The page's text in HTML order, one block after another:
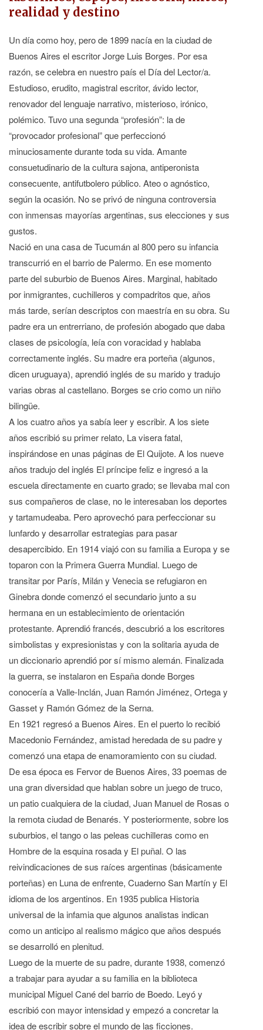
realidad y destino
Un día como hoy, pero de 1899 nacía en la ciudad de
Buenos Aires el escritor Jorge Luis Borges. Por esa
razón, se celebra en nuestro país el Día del Lector/a.
Estudioso, erudito, magistral escritor, ávido lector,
renovador del lenguaje narrativo, misterioso, irónico,
polémico. Tuvo una segunda “profesión”: la de
“provocador profesional” que perfeccionó
minuciosamente durante toda su vida. Amante
consuetudinario de la cultura sajona, antiperonista
consecuente, antifutbolero público. Ateo o agnóstico,
según la ocasión. No se privó de ninguna controversia
con inmensas mayorías argentinas, sus elecciones y sus
gustos.
Nació en una casa de Tucumán al 800 pero su infancia
transcurrió en el barrio de Palermo. En ese momento
parte del suburbio de Buenos Aires. Marginal, habitado
por inmigrantes, cuchilleros y compadritos que, años
más tarde, serían descriptos con maestría en su obra. Su
padre era un entrerriano, de profesión abogado que daba
clases de psicología, leía con voracidad y hablaba
correctamente inglés. Su madre era porteña (algunos,
dicen uruguaya), aprendió inglés de su marido y tradujo
varias obras al castellano. Borges se crio como un niño
bilingüe.
A los cuatro años ya sabía leer y escribir. A los siete
años escribió su primer relato, La visera fatal,
inspirándose en unas páginas de El Quijote. A los nueve
años tradujo del inglés El príncipe feliz e ingresó a la
escuela directamente en cuarto grado; se llevaba mal con
sus compañeros de clase, no le interesaban los deportes
y tartamudeaba. Pero aprovechó para perfeccionar su
lunfardo y desarrollar estrategias para pasar
desapercibido. En 1914 viajó con su familia a Europa y se
toparon con la Primera Guerra Mundial. Luego de
transitar por París, Milán y Venecia se refugiaron en
Ginebra donde comenzó el secundario junto a su
hermana en un establecimiento de orientación
protestante. Aprendió francés, descubrió a los escritores
simbolistas y expresionistas y con la solitaria ayuda de
un diccionario aprendió por sí mismo alemán. Finalizada
la guerra, se instalaron en España donde Borges
conocería a Valle-Inclán, Juan Ramón Jiménez, Ortega y
Gasset y Ramón Gómez de la Serna.
En 1921 regresó a Buenos Aires. En el puerto lo recibió
Macedonio Fernández, amistad heredada de su padre y
comenzó una etapa de enamoramiento con su ciudad.
De esa época es Fervor de Buenos Aires, 33 poemas de
una gran diversidad que hablan sobre un juego de truco,
un patio cualquiera de la ciudad, Juan Manuel de Rosas o
la remota ciudad de Benarés. Y posteriormente, sobre los
suburbios, el tango o las peleas cuchilleras como en
Hombre de la esquina rosada y El puñal. O las
reivindicaciones de sus raíces argentinas (básicamente
porteñas) en Luna de enfrente, Cuaderno San Martín y El
idioma de los argentinos. En 1935 publica Historia
universal de la infamia que algunos analistas indican
como un anticipo al realismo mágico que años después
se desarrolló en plenitud.
Luego de la muerte de su padre, durante 1938, comenzó
a trabajar para ayudar a su familia en la biblioteca
municipal Miguel Cané del barrio de Boedo. Leyó y
escribió con mayor intensidad y empezó a concretar la
idea de escribir sobre el mundo de las ficciones.